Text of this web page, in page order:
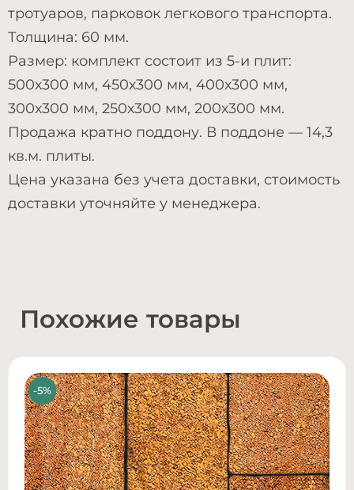
тротуаров, парковок легкового транспорта.
Толщина: 60 мм.
Размер: комплект состоит из 5-и плит:
500х300 мм, 450х300 мм, 400х300 мм,
300х300 мм, 250х300 мм, 200х300 мм.
Продажа кратно поддону. В поддоне — 14,3
кв.м. плиты.
Цена указана без учета доставки, стоимость
доставки уточняйте у менеджера.
Похожие товары